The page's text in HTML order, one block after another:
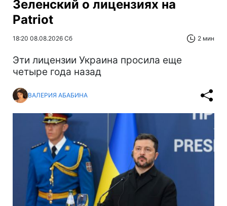
Зеленский о лицензиях на
Patriot
18:20 08.08.2026 Сб 2 мин
Эти лицензии Украина просила еще
четыре года назад
ВАЛЕРИЯ АБАБИНА